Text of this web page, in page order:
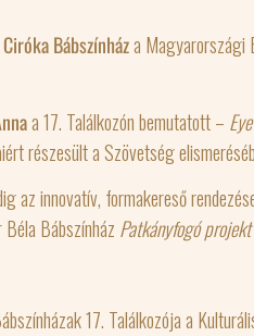
Ciróka Bábszínháza Magyarországi
a 17. Találkozón bemutatott –
részesült a Szövetség
az innovatív, formakereső
Béla Bábszínház Patkányfogó projekt
17. Találkozója a